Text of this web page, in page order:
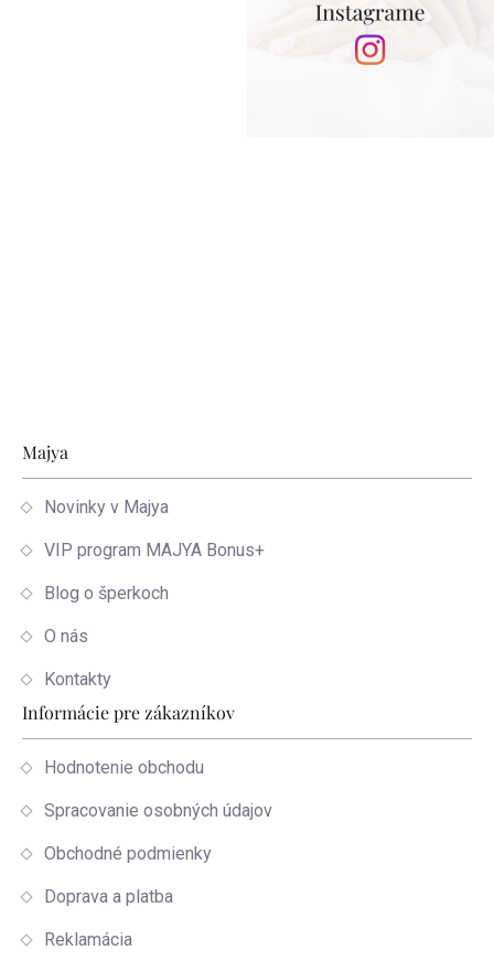
Zápätie
Majya
Novinky v Majya
VIP program MAJYA Bonus+
Blog o šperkoch
O nás
Kontakty
Informácie pre zákazníkov
Hodnotenie obchodu
Spracovanie osobných údajov
Obchodné podmienky
Doprava a platba
Reklamácia